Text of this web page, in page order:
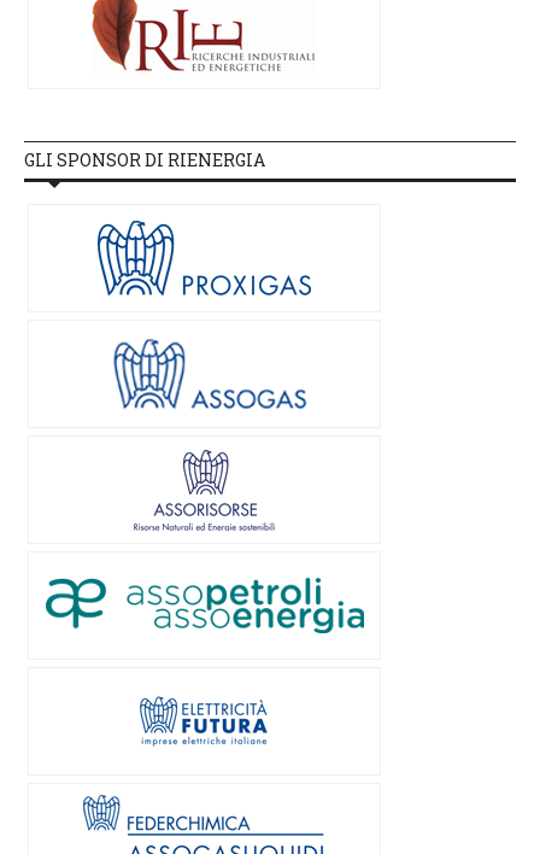
GLI SPONSOR DI RIENERGIA